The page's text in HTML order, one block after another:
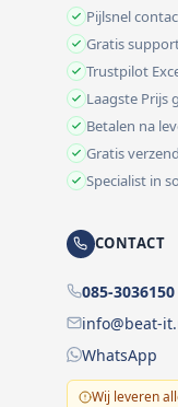
Pijlsnel
Gratis
Trustpilot
Laagste Prijs
Betalen na
Gratis
Specialist in
CONTACT
085-3036150
info@beat-
WhatsApp
Wij leveren